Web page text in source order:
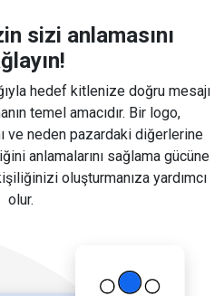
sizi anlamasını
hedef kitlenize doğru mesajı
temel amacıdır. Bir logo,
ve neden pazardaki diğerlerine
anlamalarını sağlama gücüne
oluşturmanıza yardımcı
olur.